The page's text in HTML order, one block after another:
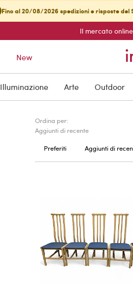
Fino al 20/08/2026 spedizioni e risposte
Il mercato
New
Illuminazione Arte Outdoor
Ordina per:
Aggiunti di recente
Preferiti
Aggiunti di